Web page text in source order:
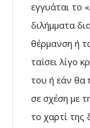
εγγυάται το
διλήμματα
θέρμανση ή
ταΐσει λίγο
του ή εάν θα
σε σχέση με
το χαρτί της